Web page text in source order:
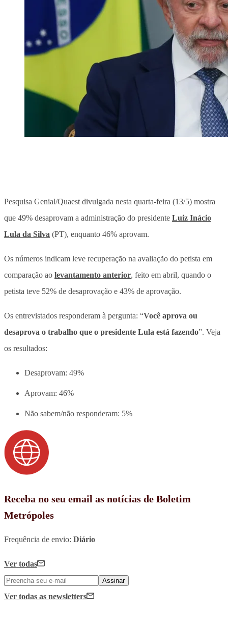
Pesquisa Genial/Quaest divulgada nesta quarta-feira (13/5) mostra
que 49% desaprovam a administração do presidente Luiz Inácio
Lula da Silva (PT), enquanto 46% aprovam.
Os números indicam leve recuperação na avaliação do petista em
comparação ao levantamento anterior, feito em abril, quando o
petista teve 52% de desaprovação e 43% de aprovação.
Os entrevistados responderam à pergunta: “Você aprova ou
desaprova o trabalho que o presidente Lula está fazendo”. Veja
os resultados:
Desaprovam: 49%
Aprovam: 46%
Não sabem/não responderam: 5%
Receba no seu email as notícias de Boletim
Metrópoles
Frequência de envio: Diário
Ver todas
Assinar
Ver todas as newsletters